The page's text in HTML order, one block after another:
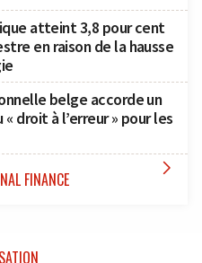
atteint 3,8 pour cent
en raison de la hausse
belge accorde un
droit à l’erreur » pour les
FINANCE 